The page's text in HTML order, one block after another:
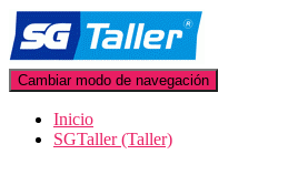
Cambiar modo de navegación
Inicio
SGTaller (Taller)